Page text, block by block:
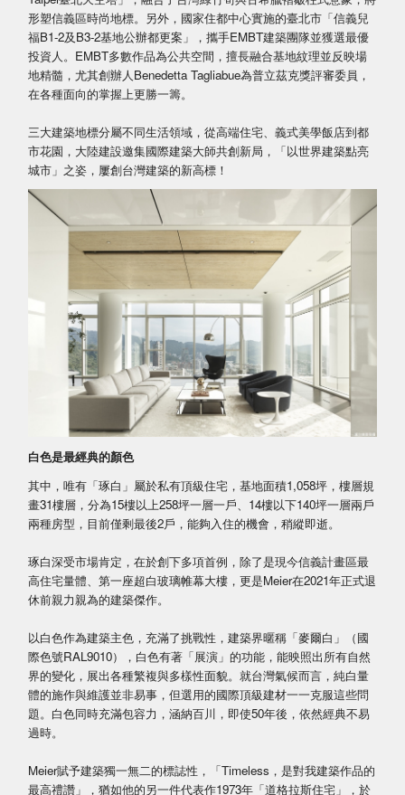
形塑信義區時尚地標。另外，國家住都中心實施的臺北市「信義兒
福B1-2及B3-2基地公辦都更案」，攜手EMBT建築團隊並獲選最優
投資人。EMBT多數作品為公共空間，擅長融合基地紋理並反映場
地精髓，尤其創辦人Benedetta Tagliabue為普立茲克獎評審委員，
在各種面向的掌握上更勝一籌。
三大建築地標分屬不同生活領域，從高端住宅、義式美學飯店到都
市花園，大陸建設邀集國際建築大師共創新局，「以世界建築點亮
城市」之姿，屢創台灣建築的新高標！
白色是最經典的顏色
其中，唯有「琢白」屬於私有頂級住宅，基地面積1,058坪，樓層規
畫31樓層，分為15樓以上258坪一層一戶、14樓以下140坪一層兩戶
兩種房型，目前僅剩最後2戶，能夠入住的機會，稍縱即逝。
琢白深受市場肯定，在於創下多項首例，除了是現今信義計畫區最
高住宅量體、第一座超白玻璃帷幕大樓，更是Meier在2021年正式退
休前親力親為的建築傑作。
以白色作為建築主色，充滿了挑戰性，建築界暱稱「麥爾白」（國
際色號RAL9010），白色有著「展演」的功能，能映照出所有自然
界的變化，展出各種繁複與多樣性面貌。就台灣氣候而言，純白量
體的施作與維護並非易事，但選用的國際頂級建材一一克服這些問
題。白色同時充滿包容力，涵納百川，即使50年後，依然經典不易
過時。
Meier賦予建築獨一無二的標誌性，「Timeless，是對我建築作品的
最高禮讚」，猶如他的另一件代表作1973年「道格拉斯住宅」，於